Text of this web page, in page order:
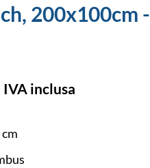
200x100cm -
IVA inclusa